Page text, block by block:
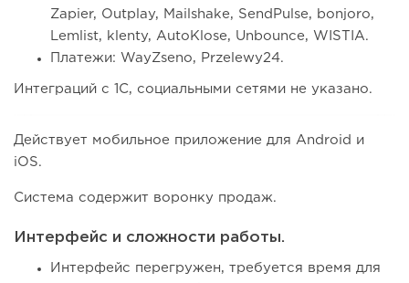
Zapier, Outplay, Mailshake, SendPulse, bonjoro,
Lemlist, klenty, AutoKlose, Unbounce, WISTIA.
Платежи: WayZseno, Przelewy24.
Интеграций с 1С, социальными сетями не указано.
Действует мобильное приложение для Android и
iOS.
Система содержит воронку продаж.
Интерфейс и сложности работы.
Интерфейс перегружен, требуется время для